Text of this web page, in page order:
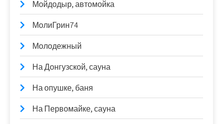
Мойдодыр, автомойка
МолиГрин74
Молодежный
На Донгузской, сауна
На опушке, баня
На Первомайке, сауна